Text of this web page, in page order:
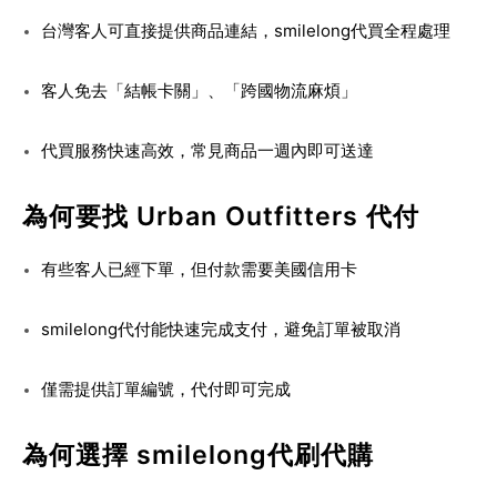
台灣客人可直接提供商品連結，smilelong代買全程處理
客人免去「結帳卡關」、「跨國物流麻煩」
代買服務快速高效，常見商品一週內即可送達
為何要找 Urban Outfitters 代付
有些客人已經下單，但付款需要美國信用卡
smilelong代付能快速完成支付，避免訂單被取消
僅需提供訂單編號，代付即可完成
為何選擇 smilelong代刷代購